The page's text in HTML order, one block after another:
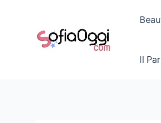
contenuto
Il